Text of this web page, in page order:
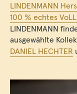
LINDENMANN
100 % echtes
LINDENMANN
ausgewählte
DANIEL HECHTER